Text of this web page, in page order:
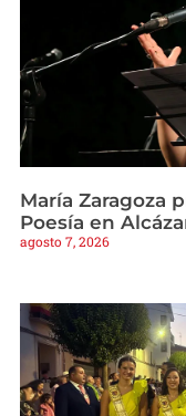
María Zaragoza
Poesía en
agosto 7, 2026